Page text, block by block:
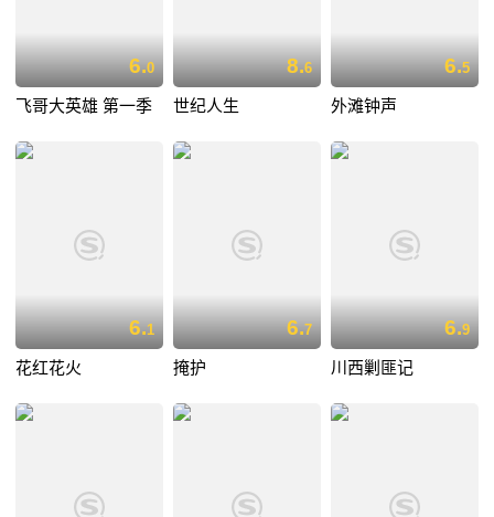
6.0
飞哥大英雄 第一季
8.6
世纪人生
6.5
外滩钟声
6.1
花红花火
6.7
掩护
6.9
川西剿匪记